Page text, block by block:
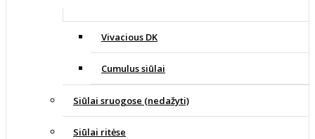
Vivacious DK
Cumulus siūlai
Siūlai sruogose (nedažyti)
Siūlai ritėse